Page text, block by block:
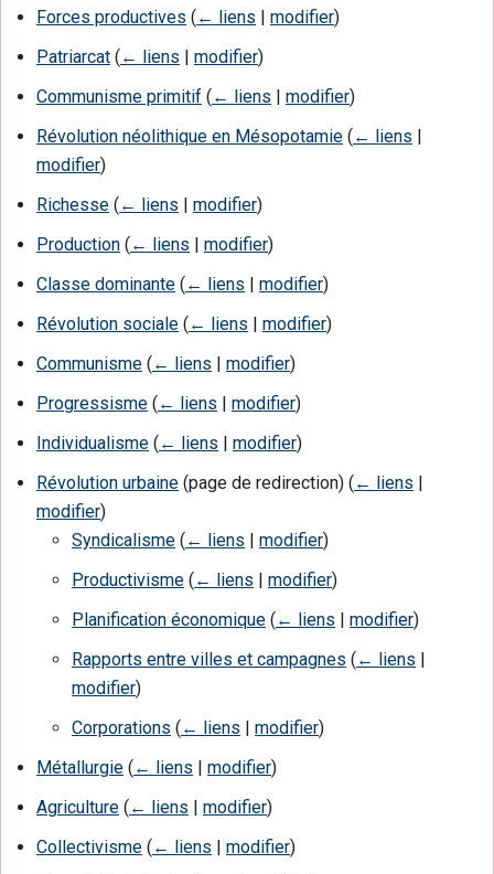
Forces productives (← liens | modifier)
Patriarcat (← liens | modifier)
Communisme primitif (← liens | modifier)
Révolution néolithique en Mésopotamie (← liens |
modifier)
Richesse (← liens | modifier)
Production (← liens | modifier)
Classe dominante (← liens | modifier)
Révolution sociale (← liens | modifier)
Communisme (← liens | modifier)
Progressisme (← liens | modifier)
Individualisme (← liens | modifier)
Révolution urbaine (page de redirection) (← liens |
modifier)
Syndicalisme (← liens | modifier)
Productivisme (← liens | modifier)
Planification économique (← liens | modifier)
Rapports entre villes et campagnes (← liens |
modifier)
Corporations (← liens | modifier)
Métallurgie (← liens | modifier)
Agriculture (← liens | modifier)
Collectivisme (← liens | modifier)